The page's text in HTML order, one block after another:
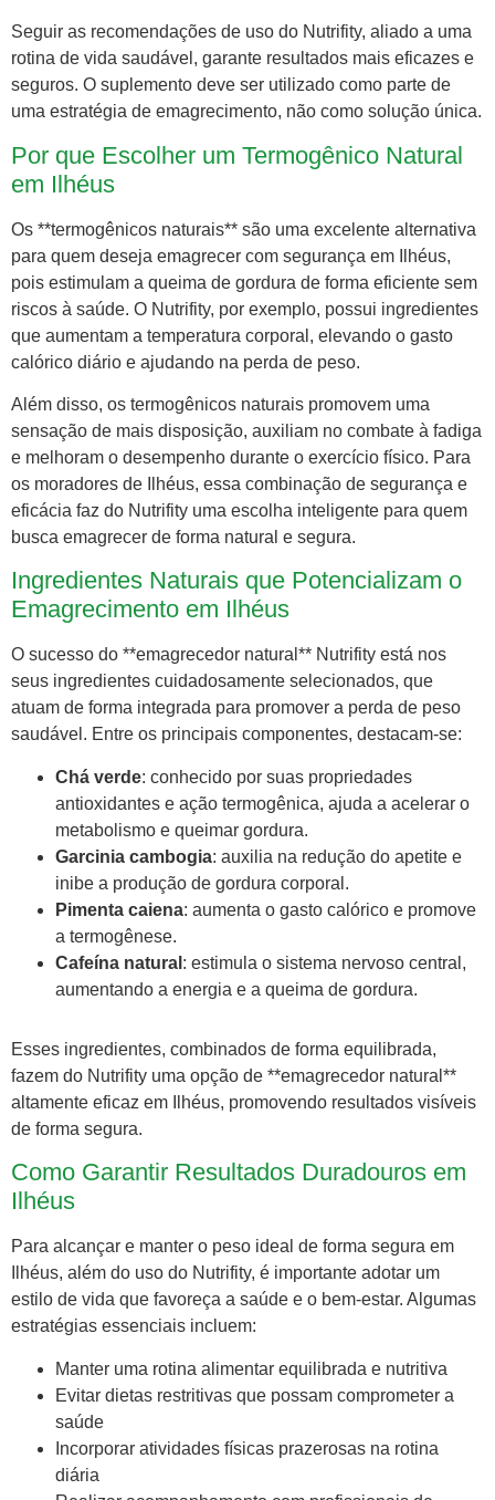
Seguir as recomendações de uso do Nutrifity, aliado a uma
rotina de vida saudável, garante resultados mais eficazes e
seguros. O suplemento deve ser utilizado como parte de
uma estratégia de emagrecimento, não como solução única.
Por que Escolher um Termogênico Natural
em Ilhéus
Os **termogênicos naturais** são uma excelente alternativa
para quem deseja emagrecer com segurança em Ilhéus,
pois estimulam a queima de gordura de forma eficiente sem
riscos à saúde. O Nutrifity, por exemplo, possui ingredientes
que aumentam a temperatura corporal, elevando o gasto
calórico diário e ajudando na perda de peso.
Além disso, os termogênicos naturais promovem uma
sensação de mais disposição, auxiliam no combate à fadiga
e melhoram o desempenho durante o exercício físico. Para
os moradores de Ilhéus, essa combinação de segurança e
eficácia faz do Nutrifity uma escolha inteligente para quem
busca emagrecer de forma natural e segura.
Ingredientes Naturais que Potencializam o
Emagrecimento em Ilhéus
O sucesso do **emagrecedor natural** Nutrifity está nos
seus ingredientes cuidadosamente selecionados, que
atuam de forma integrada para promover a perda de peso
saudável. Entre os principais componentes, destacam-se:
Chá verde: conhecido por suas propriedades
antioxidantes e ação termogênica, ajuda a acelerar o
metabolismo e queimar gordura.
Garcinia cambogia: auxilia na redução do apetite e
inibe a produção de gordura corporal.
Pimenta caiena: aumenta o gasto calórico e promove
a termogênese.
Cafeína natural : estimula o sistema nervoso central,
aumentando a energia e a queima de gordura.
Esses ingredientes, combinados de forma equilibrada,
fazem do Nutrifity uma opção de **emagrecedor natural**
altamente eficaz em Ilhéus, promovendo resultados visíveis
de forma segura.
Como Garantir Resultados Duradouros em
Ilhéus
Para alcançar e manter o peso ideal de forma segura em
Ilhéus, além do uso do Nutrifity, é importante adotar um
estilo de vida que favoreça a saúde e o bem-estar. Algumas
estratégias essenciais incluem:
Manter uma rotina alimentar equilibrada e nutritiva
Evitar dietas restritivas que possam comprometer a
saúde
Incorporar atividades físicas prazerosas na rotina
diária